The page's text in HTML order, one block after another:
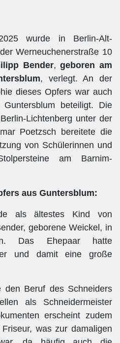
wurde in Berlin-Alt-
Werneuchenerstraße 10
Bender,geboren am
, verlegt. An der
dieses Opfers war auch
Guntersblum beteiligt. Die
Lichtenberg unter der
Poetzsch bereitete die
von Schülerinnen und
am Barnim-
aus Guntersblum:
als ältestes Kind von
geborene Weickel, in
Das Ehepaar hatte
und damit eine große
den Beruf des Schneiders
als Schneidermeister
erscheint zudem
was zur damaligen